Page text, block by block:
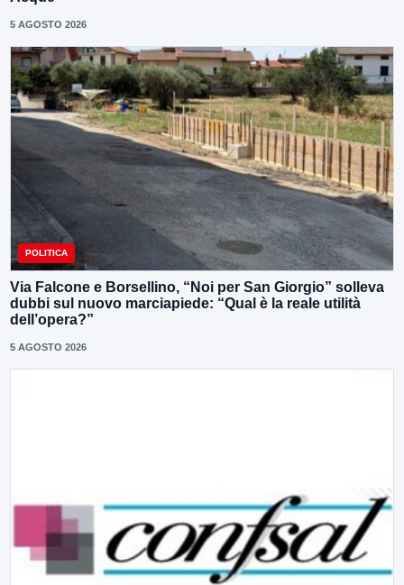
5 AGOSTO 2026
POLITICA
Via Falcone e Borsellino, “Noi per San Giorgio” solleva
dubbi sul nuovo marciapiede: “Qual è la reale utilità
dell’opera?”
5 AGOSTO 2026